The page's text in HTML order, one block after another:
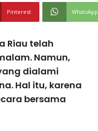
Pinterest WhatsApp
Riau telah
Namun,
dialami
Hal itu, karena
bersama